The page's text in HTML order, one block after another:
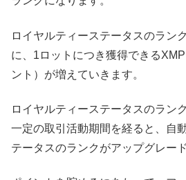
ロイヤルティーステータスのラン
に、1ロットにつき獲得できる
ント）が増えていきます。
ロイヤルティーステータスのラン
一定の取引活動期間を経ると、自
テータスのランクがアップグレー